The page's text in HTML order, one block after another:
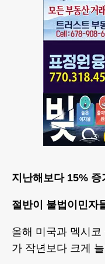
지난해보다 15% 증
절반이 불법이민자
올해 미국과 멕시
가 작년보다 크게